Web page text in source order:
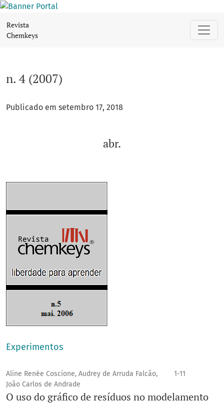
Revista
Chemkeys
n. 4 (2007)
Publicado em setembro 17, 2018
abr.
Experimentos
Aline Renée Coscione, Audrey de Arruda Falcão,
João Carlos de Andrade
1-11
O uso do gráfico de resíduos no modelamento